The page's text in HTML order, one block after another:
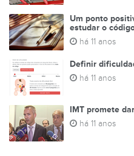
Um ponto
estudar o
há 11 anos
Definir
há 11 anos
IMT promete
há 11 anos